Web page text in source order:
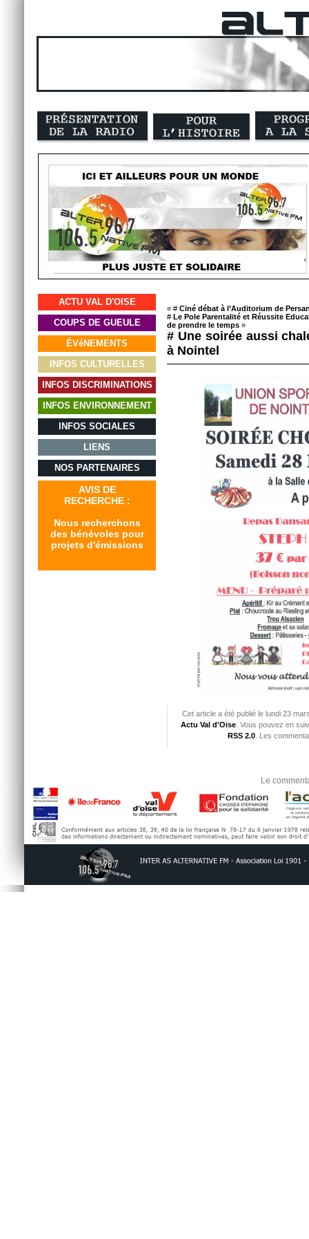
ACTU VAL D'OISE
COUPS DE GUEULE
ÉVéNEMENTS
INFOS CULTURELLES
INFOS DISCRIMINATIONS
INFOS ENVIRONNEMENT
INFOS SOCIALES
LIENS
NOS PARTENAIRES
AVIS DE
RECHERCHE :
Nous recherchons
des bénévoles pour
projets d'émissions
« # Ciné débat à l’Auditorium de
# Le Pole Parentalité et Réussite
de prendre le temps »
# Une soirée aussi
à Nointel
Cet article a été publié le lundi 23
Actu Val d'Oise . Vous pouvez en
RSS 2.0. Les
Le